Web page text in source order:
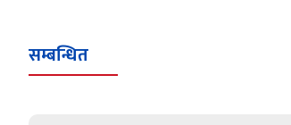
सम्बन्धित